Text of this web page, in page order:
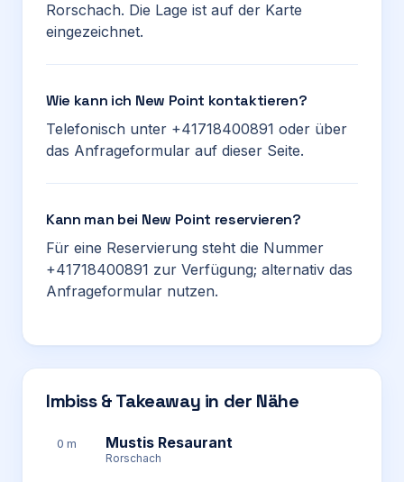
Rorschach. Die Lage ist auf der Karte
eingezeichnet.
Wie kann ich New Point kontaktieren?
Telefonisch unter +41718400891 oder über
das Anfrageformular auf dieser Seite.
Kann man bei New Point reservieren?
Für eine Reservierung steht die Nummer
+41718400891 zur Verfügung; alternativ das
Anfrageformular nutzen.
Imbiss & Takeaway in der Nähe
0 m Mustis Resaurant
Rorschach